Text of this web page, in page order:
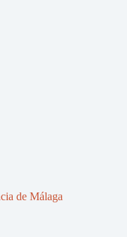
de Málaga